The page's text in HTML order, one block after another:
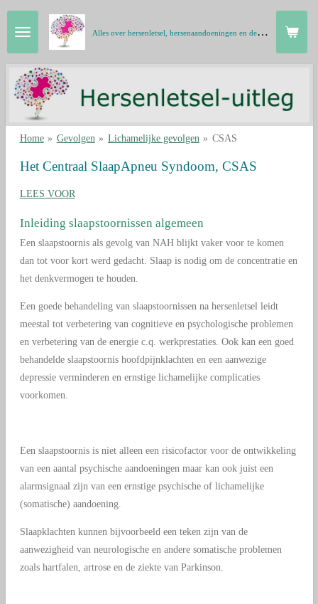
Ga
direct
naar
hoofdinhoud
A
lles over hersenletsel, hersenaandoeningen en de hersenen in gewone taal
Home » Gevolgen » Lichamelijke gevolgen » CSAS
Het Centraal SlaapApneu Syndoom, CSAS
LEES VOOR
Inleiding slaapstoornissen algemeen
Een slaapstoornis als gevolg van NAH blijkt vaker voor te komen
dan tot voor kort werd gedacht. Slaap is nodig om de concentratie en
het denkvermogen te houden.
Een goede behandeling van slaapstoornissen na hersenletsel leidt
meestal tot verbetering van cognitieve en psychologische problemen
en verbetering van de energie c.q. werkprestaties. Ook kan een goed
behandelde slaapstoornis hoofdpijnklachten en een aanwezige
depressie verminderen en ernstige lichamelijke complicaties
voorkomen.
Een slaapstoornis is niet alleen een risicofactor voor de ontwikkeling
van een aantal psychische aandoeningen maar kan ook juist een
alarmsignaal zijn van een ernstige psychische of lichamelijke
(somatische) aandoening.
Slaapklachten kunnen bijvoorbeeld een teken zijn van de
aanwezigheid van neurologische en andere somatische problemen
zoals hartfalen, artrose en de ziekte van Parkinson.